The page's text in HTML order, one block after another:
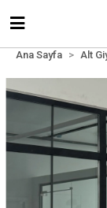
Ana Sayfa Alt